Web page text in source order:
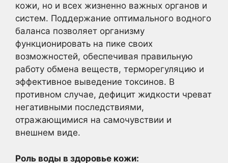
кожи, но и всех жизненно важных органов и
систем. Поддержание оптимального водного
баланса позволяет организму
функционировать на пике своих
возможностей, обеспечивая правильную
работу обмена веществ, терморегуляцию и
эффективное выведение токсинов. В
противном случае, дефицит жидкости чреват
негативными последствиями,
отражающимися на самочувствии и
внешнем виде.
Роль воды в здоровье кожи: